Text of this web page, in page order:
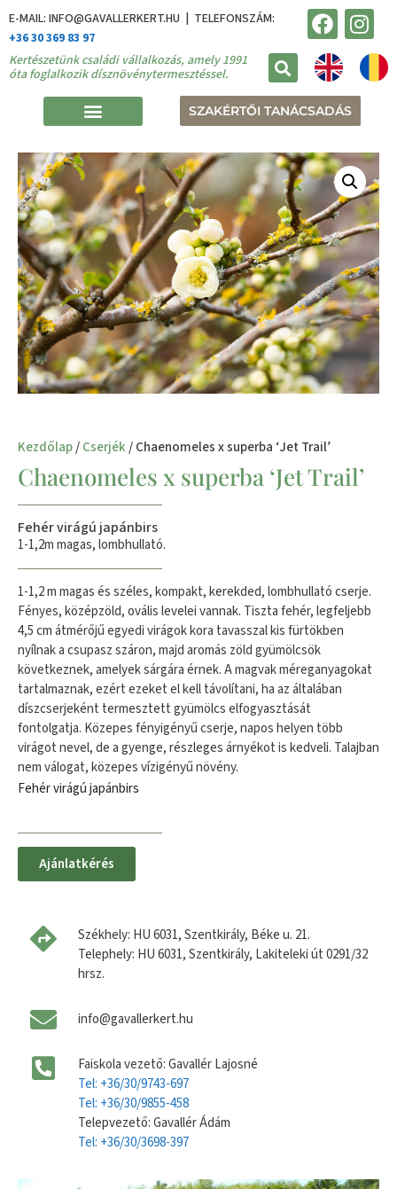
E-MAIL: INFO@GAVALLERKERT.HU | TELEFONSZÁM:
+36 30 369 83 97
Kertészetünk családi vállalkozás, amely 1991
óta foglalkozik dísznövénytermesztéssel.
SZAKÉRTŐI TANÁCSADÁS
Kezdőlap/Cserjék/ Chaenomeles x superba ‘Jet Trail’
Chaenomeles x superba ‘Jet Trail’
Fehér virágú japánbirs
1-1,2m magas, lombhullató.
1-1,2 m magas és széles, kompakt, kerekded, lombhullató cserje.
Fényes, középzöld, ovális levelei vannak. Tiszta fehér, legfeljebb
4,5 cm átmérőjű egyedi virágok kora tavasszal kis fürtökben
nyílnak a csupasz száron, majd aromás zöld gyümölcsök
következnek, amelyek sárgára érnek. A magvak méreganyagokat
tartalmaznak, ezért ezeket el kell távolítani, ha az általában
díszcserjeként termesztett gyümölcs elfogyasztását
fontolgatja. Közepes fényigényű cserje, napos helyen több
virágot nevel, de a gyenge, részleges árnyékot is kedveli. Talajban
nem válogat, közepes vízigényű növény.
Fehér virágú japánbirs
Ajánlatkérés
Székhely: HU 6031, Szentkirály, Béke u. 21.
Telephely: HU 6031, Szentkirály, Lakiteleki út 0291/32
hrsz.
info@gavallerkert.hu
Faiskola vezető: Gavallér Lajosné
Tel: +36/30/9743-697
Tel: +36/30/9855-458
Telepvezető: Gavallér Ádám
Tel: +36/30/3698-397